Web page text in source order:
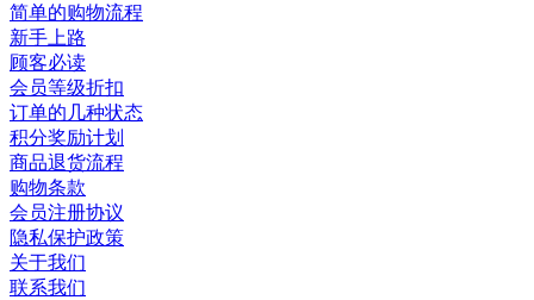
简单的购物流程
新手上路
顾客必读
会员等级折扣
订单的几种状态
积分奖励计划
商品退货流程
购物条款
会员注册协议
隐私保护政策
关于我们
联系我们